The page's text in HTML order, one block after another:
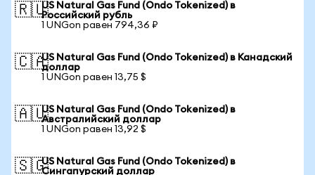
🇷🇺US Natural Gas Fund (Ondo Tokenized) в
Российский рубль
1 UNGon равен 794,36 ₽
🇨🇦US Natural Gas Fund (Ondo Tokenized) в Канадский
доллар
1 UNGon равен 13,75 $
🇦🇺US Natural Gas Fund (Ondo Tokenized) в
Австралийский доллар
1 UNGon равен 13,92 $
🇸🇬US Natural Gas Fund (Ondo Tokenized) в
Сингапурский доллар